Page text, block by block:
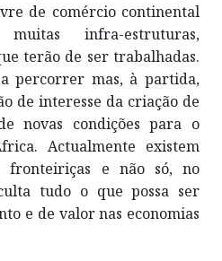
de comércio continental
infra-estruturas,
terão de ser trabalhadas.
percorrer mas, à partida,
de interesse da criação de
novas condições para o
Actualmente existem
fronteiriças e não só, no
tudo o que possa ser
e de valor nas economias